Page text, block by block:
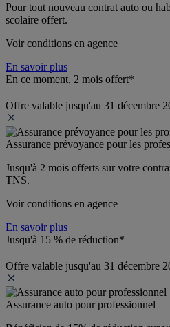
Pour tout nouveau contrat auto ou
scolaire offert.
Voir conditions en agence
En savoir plus
En ce moment, 2 mois offert*
Offre valable jusqu'au 31 décembre
Assurance prévoyance pour les
Jusqu'à 2 mois offerts sur votre
TNS.
Voir conditions en agence
En savoir plus
Jusqu'à 15 % de réduction*
Offre valable jusqu'au 31 décembre
Assurance auto pour professionnel